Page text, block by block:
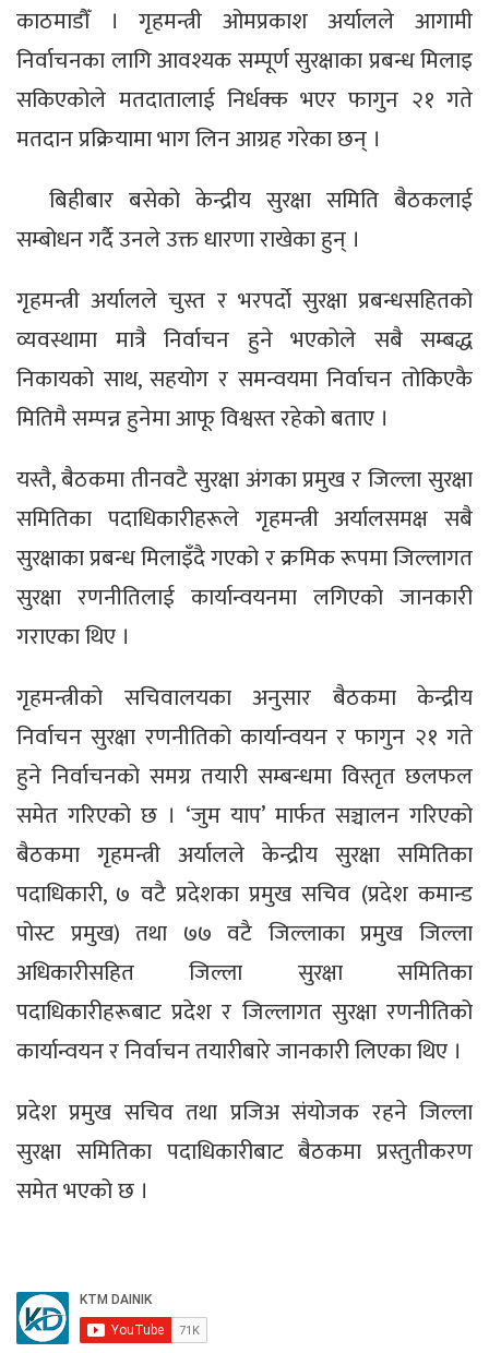
काठमाडौँ । गृहमन्त्री ओमप्रकाश अर्यालले आगामी
निर्वाचनका लागि आवश्यक सम्पूर्ण सुरक्षाका प्रबन्ध मिलाइ
सकिएकोले मतदातालाई निर्धक्क भएर फागुन २१ गते
मतदान प्रक्रियामा भाग लिन आग्रह गरेका छन् ।
बिहीबार बसेको केन्द्रीय सुरक्षा समिति बैठकलाई
सम्बोधन गर्दै उनले उक्त धारणा राखेका हुन् ।
गृहमन्त्री अर्यालले चुस्त र भरपर्दो सुरक्षा प्रबन्धसहितको
व्यवस्थामा मात्रै निर्वाचन हुने भएकोले सबै सम्बद्ध
निकायको साथ, सहयोग र समन्वयमा निर्वाचन तोकिएकै
मितिमै सम्पन्न हुनेमा आफू विश्वस्त रहेको बताए ।
यस्तै, बैठकमा तीनवटै सुरक्षा अंगका प्रमुख र जिल्ला सुरक्षा
समितिका पदाधिकारीहरूले गृहमन्त्री अर्यालसमक्ष सबै
सुरक्षाका प्रबन्ध मिलाइँदै गएको र क्रमिक रूपमा जिल्लागत
सुरक्षा रणनीतिलाई कार्यान्वयनमा लगिएको जानकारी
गराएका थिए ।
गृहमन्त्रीको सचिवालयका अनुसार बैठकमा केन्द्रीय
निर्वाचन सुरक्षा रणनीतिको कार्यान्वयन र फागुन २१ गते
हुने निर्वाचनको समग्र तयारी सम्बन्धमा विस्तृत छलफल
समेत गरिएको छ । ‘जुम याप’ मार्फत सञ्चालन गरिएको
बैठकमा गृहमन्त्री अर्यालले केन्द्रीय सुरक्षा समितिका
पदाधिकारी, ७ वटै प्रदेशका प्रमुख सचिव (प्रदेश कमान्ड
पोस्ट प्रमुख) तथा ७७ वटै जिल्लाका प्रमुख जिल्ला
अधिकारीसहित जिल्ला सुरक्षा समितिका
पदाधिकारीहरूबाट प्रदेश र जिल्लागत सुरक्षा रणनीतिको
कार्यान्वयन र निर्वाचन तयारीबारे जानकारी लिएका थिए ।
प्रदेश प्रमुख सचिव तथा प्रजिअ संयोजक रहने जिल्ला
सुरक्षा समितिका पदाधिकारीबाट बैठकमा प्रस्तुतीकरण
समेत भएको छ ।